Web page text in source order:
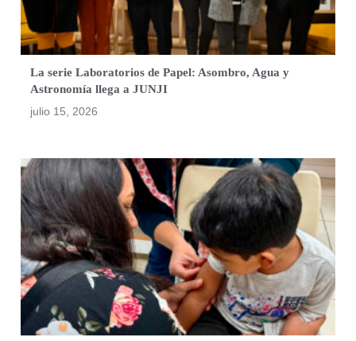
La serie Laboratorios de Papel: Asombro, Agua y
Astronomía llega a JUNJI
julio 15, 2026